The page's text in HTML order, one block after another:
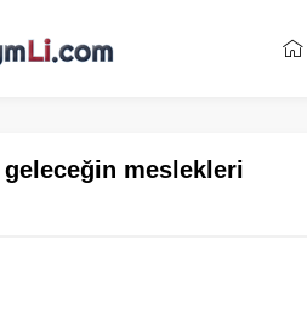
geleceğin meslekleri